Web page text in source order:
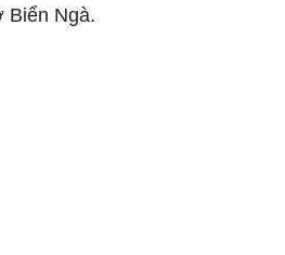
Biển Ngà.